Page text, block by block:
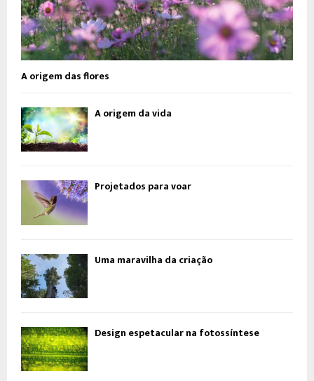
A origem das flores
A origem da vida
Projetados para voar
Uma maravilha da criação
Design espetacular na fotossíntese